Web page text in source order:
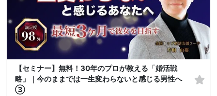
【セミナー】無料！30年のプロが教える「婚活戦
略」｜今のままでは一生変わらないと感じる男性へ
③